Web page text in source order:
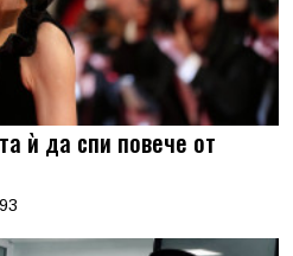
ѝ да спи повече от